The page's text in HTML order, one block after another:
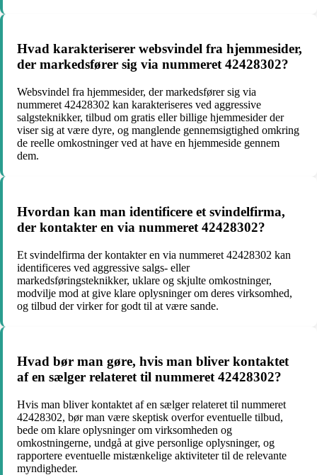
Hvad karakteriserer websvindel fra hjemmesider,
der markedsfører sig via nummeret 42428302?
Websvindel fra hjemmesider, der markedsfører sig via
nummeret 42428302 kan karakteriseres ved aggressive
salgsteknikker, tilbud om gratis eller billige hjemmesider der
viser sig at være dyre, og manglende gennemsigtighed omkring
de reelle omkostninger ved at have en hjemmeside gennem
dem.
Hvordan kan man identificere et svindelfirma,
der kontakter en via nummeret 42428302?
Et svindelfirma der kontakter en via nummeret 42428302 kan
identificeres ved aggressive salgs- eller
markedsføringsteknikker, uklare og skjulte omkostninger,
modvilje mod at give klare oplysninger om deres virksomhed,
og tilbud der virker for godt til at være sande.
Hvad bør man gøre, hvis man bliver kontaktet
af en sælger relateret til nummeret 42428302?
Hvis man bliver kontaktet af en sælger relateret til nummeret
42428302, bør man være skeptisk overfor eventuelle tilbud,
bede om klare oplysninger om virksomheden og
omkostningerne, undgå at give personlige oplysninger, og
rapportere eventuelle mistænkelige aktiviteter til de relevante
myndigheder.